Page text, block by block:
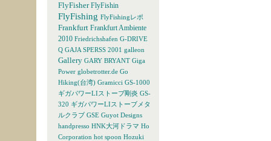
FlyFisher FlyFishin
FlyFishing FlyFishingレポ
Frankfurt Frankfurt Ambiente
2010 Friedrichshafen G-DRIVE
Q GAJA SPERSS 2001 galleon
Gallery GARY BRYANT Giga
Power globetrotter.de Go
Hiking(台湾) Gramicci GS-1000
ギガパワーLIストーブ剛炎 GS-
320 ギガパワーLIストーブメタ
ルクラブ GSE Guyot Designs
handpresso HNK大河ドラマ Ho
Corporation hot spoon Hozuki